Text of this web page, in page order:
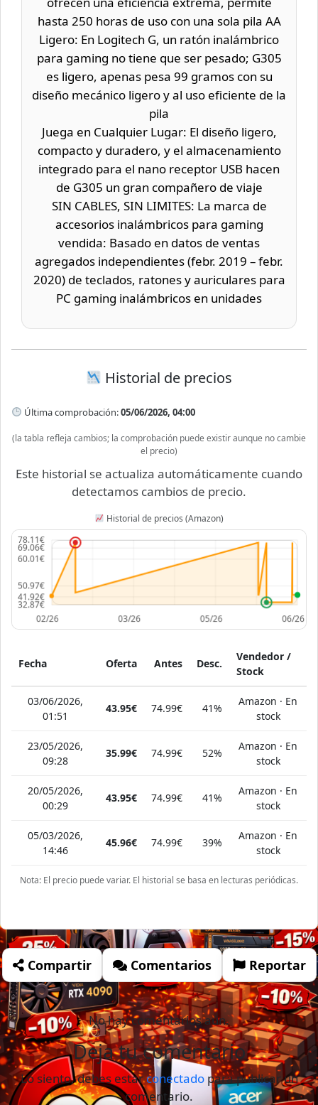
hasta 250 horas de uso con una sola pila AA
Ligero: En Logitech G, un ratón inalámbrico
para gaming no tiene que ser pesado; G305
es ligero, apenas pesa 99 gramos con su
diseño mecánico ligero y al uso eficiente de la
pila
Juega en Cualquier Lugar: El diseño ligero,
compacto y duradero, y el almacenamiento
integrado para el nano receptor USB hacen
de G305 un gran compañero de viaje
SIN CABLES, SIN LIMITES: La marca de
accesorios inalámbricos para gaming
vendida: Basado en datos de ventas
agregados independientes (febr. 2019 – febr.
2020) de teclados, ratones y auriculares para
PC gaming inalámbricos en unidades
Historial de precios
Última comprobación:05/06/2026, 04:00
(la tabla refleja cambios; la comprobación puede existir aunque no cambie
el precio)
Este historial se actualiza automáticamente cuando
detectamos cambios de precio.
Historial de precios (Amazon)
Fecha Oferta Antes Desc.
Vendedor /
Stock
03/06/2026,
01:51
43.95€ 74.99€ 41%
Amazon · En
stock
23/05/2026,
09:28
35.99€ 74.99€ 52%
Amazon · En
stock
20/05/2026,
00:29
43.95€ 74.99€ 41%
Amazon · En
stock
05/03/2026,
14:46
45.96€ 74.99€ 39%
Amazon · En
stock
Nota: El precio puede variar. El historial se basa en lecturas periódicas.
Compartir Comentarios Reportar
No hay comentarios aún.
Deja tu comentario
Lo siento, debes estarconectadopara publicar un
comentario.